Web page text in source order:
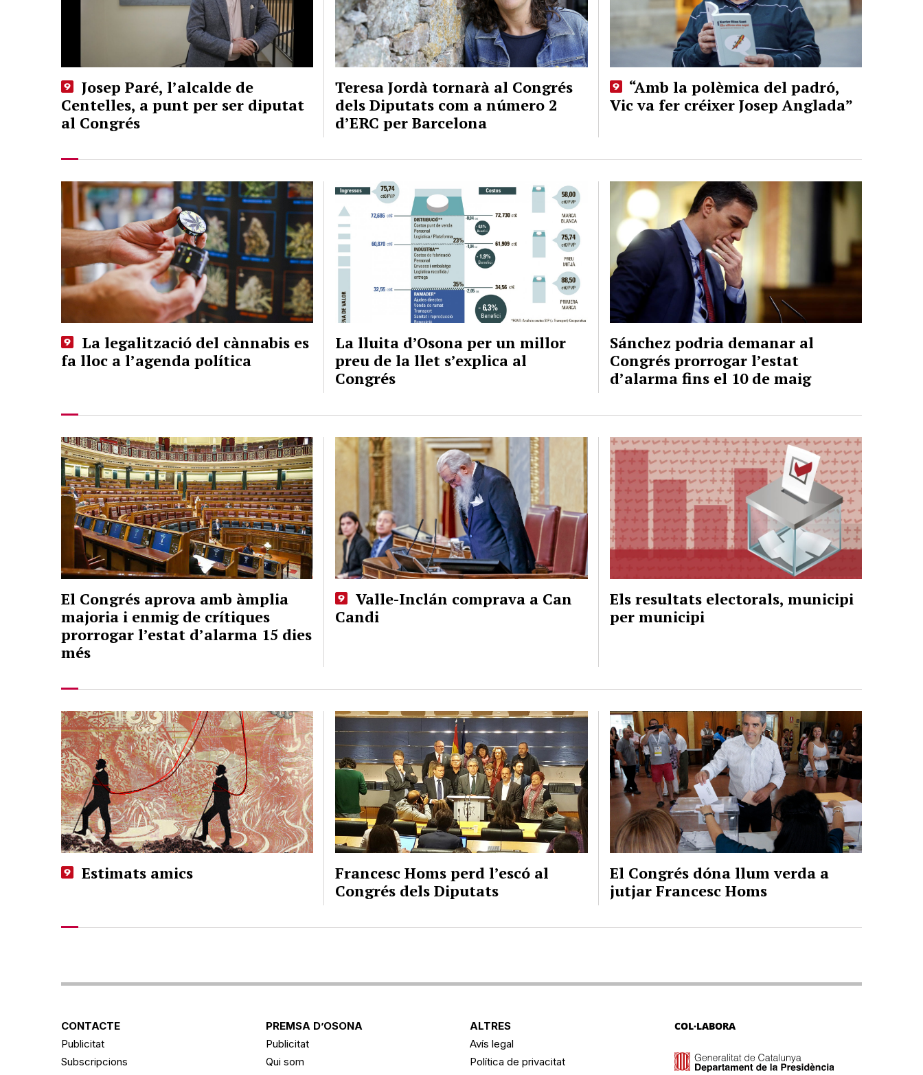
Josep Paré, l’alcalde de
Centelles, a punt per ser diputat
al Congrés
Teresa Jordà tornarà al Congrés
dels Diputats com a número 2
d’ERC per Barcelona
“Amb la polèmica del padró,
Vic va fer créixer Josep Anglada”
La legalització del cànnabis es
fa lloc a l’agenda política
La lluita d’Osona per un millor
preu de la llet s’explica al
Congrés
Sánchez podria demanar al
Congrés prorrogar l’estat
d’alarma fins el 10 de maig
El Congrés aprova amb àmplia
majoria i enmig de crítiques
prorrogar l’estat d’alarma 15 dies
més
Valle-Inclán comprava a Can
Candi
Els resultats electorals, municipi
per municipi
Estimats amics
Francesc Homs perd l’escó al
Congrés dels Diputats
El Congrés dóna llum verda a
jutjar Francesc Homs
CONTACTE
Publicitat
Subscripcions
PREMSA D’OSONA
Publicitat
Qui som
ALTRES
Avís legal
Política de privacitat
COL·LABORA